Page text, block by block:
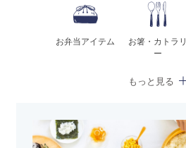
お弁当アイテム
お箸・カトラリ
ー